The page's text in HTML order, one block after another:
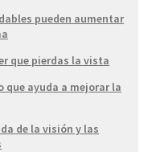
pueden aumentar
que pierdas la vista
ayuda a mejorar la
de la visión y las